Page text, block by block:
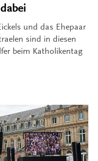
und das Ehepaar
sind in diesen
beim Katholikentag